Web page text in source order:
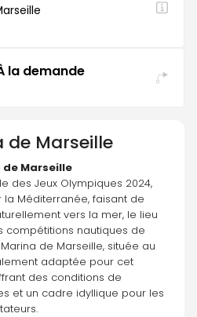
la demande
de Marseille
Marseille
des Jeux Olympiques 2024,
la Méditerranée, faisant de
vers la mer, le lieu
compétitions nautiques de
de Marseille, située au
adaptée pour cet
des conditions de
et un cadre idyllique pour les